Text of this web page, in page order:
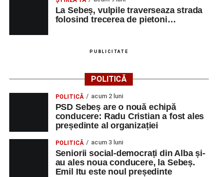
La Sebeș, vulpile traverseaza strada
folosind trecerea de pietoni…
PUBLICITATE
POLITICĂ
POLITICĂ acum 2 luni
PSD Sebeș are o nouă echipă
conducere: Radu Cristian a fost ales
președinte al organizației
POLITICĂ acum 3 luni
Seniorii social-democrați din Alba și-
au ales noua conducere, la Sebeș.
Emil Itu este noul președinte